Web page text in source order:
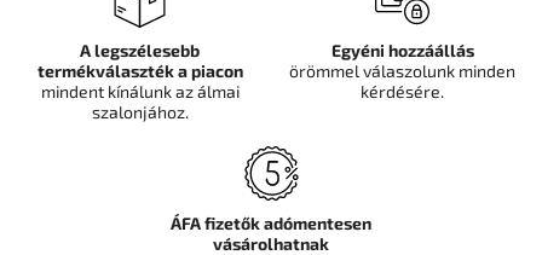
A legszélesebb
termékválaszték a piacon
mindent kínálunk az álmai
szalonjához.
Egyéni hozzáállás
örömmel válaszolunk minden
kérdésére.
ÁFA fizetők adómentesen
vásárolhatnak